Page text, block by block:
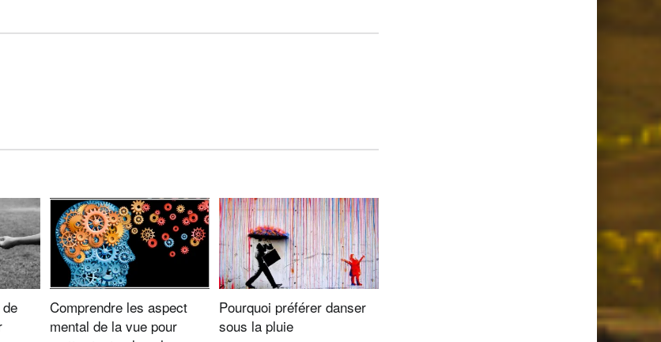
Comprendre les aspect
mental de la vue pour
Pourquoi préférer danser
sous la pluie